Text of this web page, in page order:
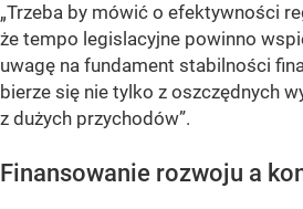
„Trzeba by mówić o efektywności
że tempo legislacyjne powinno
uwagę na fundament stabilności
bierze się nie tylko z oszczędnych
z dużych przychodów”.
Finansowanie rozwoju a